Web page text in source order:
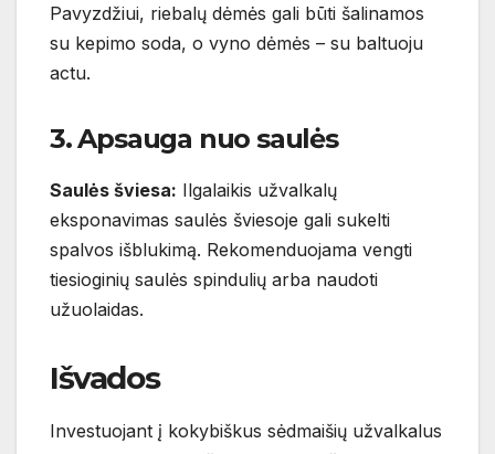
Pavyzdžiui, riebalų dėmės gali būti šalinamos
su kepimo soda, o vyno dėmės – su baltuoju
actu.
3. Apsauga nuo saulės
Saulės šviesa: Ilgalaikis užvalkalų
eksponavimas saulės šviesoje gali sukelti
spalvos išblukimą. Rekomenduojama vengti
tiesioginių saulės spindulių arba naudoti
užuolaidas.
Išvados
Investuojant į kokybiškus sėdmaišių užvalkalus